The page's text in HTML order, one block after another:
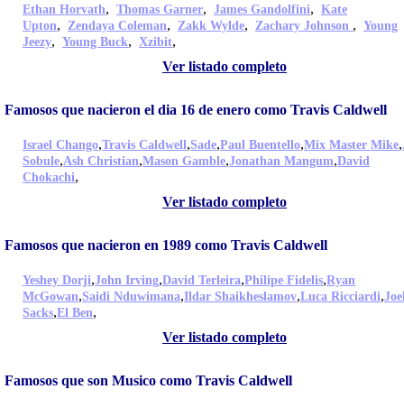
Ethan Horvath, Thomas Garner, James Gandolfini, Kate
Upton, Zendaya Coleman, Zakk Wylde, Zachary Johnson , Young
Jeezy, Young Buck, Xzibit,
Ver listado completo
Famosos que nacieron el dia 16 de enero como Travis Caldwell
Israel Chango,Travis Caldwell,Sade,Paul Buentello,Mix Master Mike,
Sobule,Ash Christian,Mason Gamble,Jonathan Mangum,David
Chokachi,
Ver listado completo
Famosos que nacieron en 1989 como Travis Caldwell
Yeshey Dorji,John Irving,David Terleira,Philipe Fidelis,Ryan
McGowan,Saidi Nduwimana,Ildar Shaikheslamov,Luca Ricciardi,
Sacks,El Ben,
Ver listado completo
Famosos que son Musico como Travis Caldwell